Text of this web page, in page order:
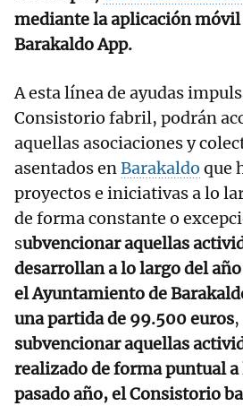
mediante la aplicación
Barakaldo App.
A esta línea de ayudas
Consistorio fabril, podrán
aquellas asociaciones y
asentados enBarakaldo que
proyectos e iniciativas a lo
de forma constante o
subvencionar aquellas
desarrollan a lo largo del
el Ayuntamiento de
una partida de 99.500 euros
subvencionar aquellas
realizado de forma puntual
pasado año, el Consistorio